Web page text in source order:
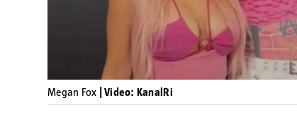
Megan Fox | Video: KanalRi